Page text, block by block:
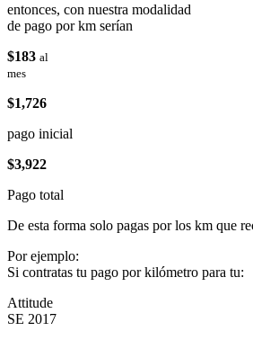
entonces, con nuestra modalidad
de pago por km serían
$183 al
mes
$1,726
pago inicial
$3,922
Pago total
De esta forma solo pagas por los km que
Por ejemplo:
Si contratas tu pago por kilómetro para tu:
Attitude
SE 2017